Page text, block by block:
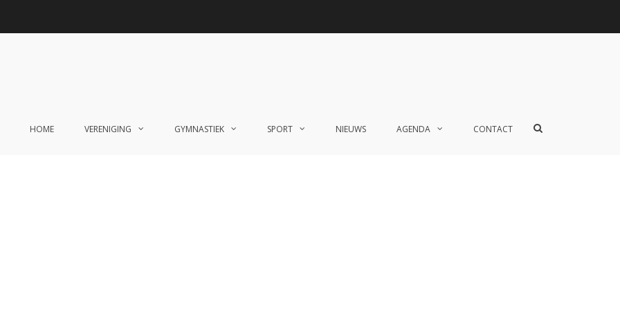
HOME VERENIGING GYMNASTIEK SPORT NIEUWS AGENDA CONTACT
Toon